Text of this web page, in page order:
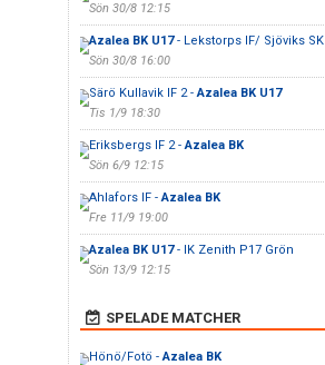
Sön 30/8 12:15
Azalea BK U17- Lekstorps IF/ Sjöviks SK
Sön 30/8 16:00
Särö Kullavik IF 2 -Azalea BK U17
Tis 1/9 18:30
Eriksbergs IF 2 -Azalea BK
Sön 6/9 12:15
Ahlafors IF -Azalea BK
Fre 11/9 19:00
Azalea BK U17- IK Zenith P17 Grön
Sön 13/9 12:15
SPELADE MATCHER
Hönö/Fotö -Azalea BK